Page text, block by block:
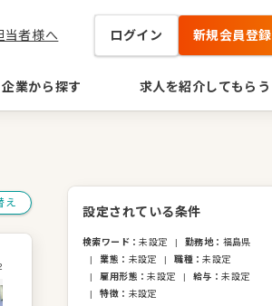
当者様へ ログイン 新規会員登録
企業から探す 求人を紹介してもらう
設定されている条件
検索ワード ：未設定 | 勤務地： 福島県
|
業態 ： 未設定 | 職種 ：未設定
|
雇用形態 ：未設定 | 給与 ：未設定
|
特徴 ： 未設定
え